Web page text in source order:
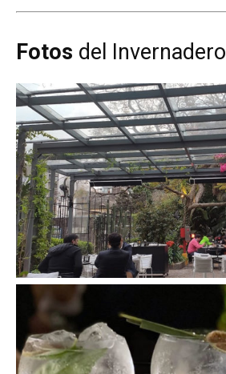
Fotos del Invernadero